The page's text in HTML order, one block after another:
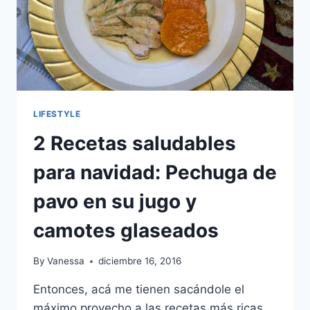
LIFESTYLE
2 Recetas saludables
para navidad: Pechuga de
pavo en su jugo y
camotes glaseados
By Vanessa diciembre 16, 2016
Entonces, acá me tienen sacándole el